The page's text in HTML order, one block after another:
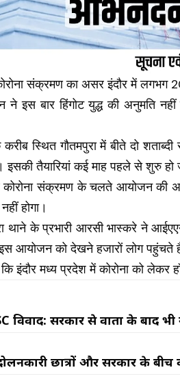
संक्रमण का असर इंदौर में लगभग
ने इस बार हिंगोट युद्ध की अनुमति
करीब स्थित गौतमपुरा में बीते दो
इसकी तैयारियां कई माह पहले से शुरु हो
कोरोना संक्रमण के चलते आयोजन की
होगा।
थाने के प्रभारी आरसी भास्करे ने
आयोजन को देखने हजारों लोग पहुंचते
कि इंदौर मध्य प्रदेश में कोरोना को लेकर
विवाद: सरकार से वार्ता के बाद
छात्रों और सरकार के बीच